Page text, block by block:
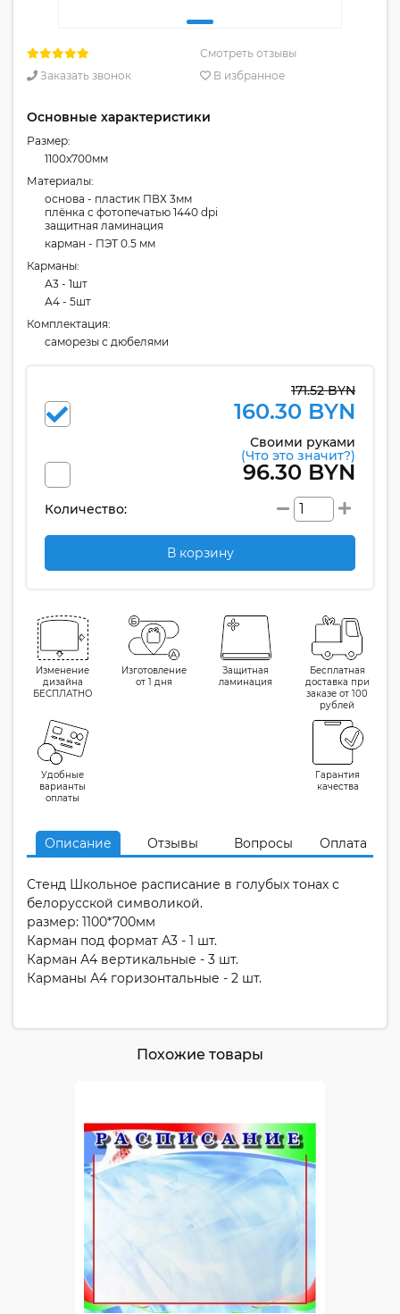
Смотреть отзывы
Заказать звонок
В избранное
Основные характеристики
Размер:
1100x700мм
Материалы:
основа - пластик ПВХ 3мм
плёнка с фотопечатью 1440 dpi
защитная ламинация
карман - ПЭТ 0.5 мм
Карманы:
А3 - 1шт
А4 - 5шт
Комплектация:
cаморезы с дюбелями
171.52 BYN
160.30 BYN
Своими руками
(Что это значит?)
96.30 BYN
Количество:
В корзину
Изменение
дизайна
БЕСПЛАТНО
Изготовление
от 1 дня
Защитная
ламинация
Бесплатная
доставка при
заказе от 100
рублей
Удобные
варианты
оплаты
Гарантия
качества
Описание Отзывы Вопросы Оплата
Стенд Школьное расписание в голубых тонах с
белорусской символикой.
размер: 1100*700мм
Карман под формат А3 - 1 шт.
Карман А4 вертикальные - 3 шт.
Карманы А4 горизонтальные - 2 шт.
Похожие товары